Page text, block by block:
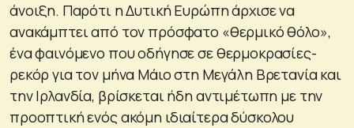
άνοιξη. Παρότι η Δυτική Ευρώπη άρχισε να
ανακάμπτει από τον πρόσφατο «θερμικό θόλο»,
ένα φαινόμενο που οδήγησε σε θερμοκρασίες-
ρεκόρ για τον μήνα Μάιο στη Μεγάλη Βρετανία και
την Ιρλανδία, βρίσκεται ήδη αντιμέτωπη με την
προοπτική ενός ακόμη ιδιαίτερα δύσκολου